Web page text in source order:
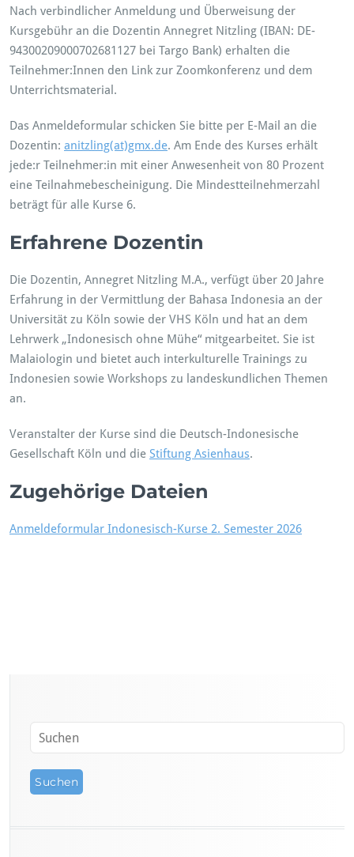
Nach verbindlicher Anmeldung und Überweisung der
Kursgebühr an die Dozentin Annegret Nitzling (IBAN: DE-
94300209000702681127 bei Targo Bank) erhalten die
Teilnehmer:Innen den Link zur Zoomkonferenz und dem
Unterrichtsmaterial.
Das Anmeldeformular schicken Sie bitte per E-Mail an die
Dozentin: anitzling(at)gmx.de. Am Ende des Kurses erhält
jede:r Teilnehmer:in mit einer Anwesenheit von 80 Prozent
eine Teilnahmebescheinigung. Die Mindestteilnehmerzahl
beträgt für alle Kurse 6.
Erfahrene Dozentin
Die Dozentin, Annegret Nitzling M.A., verfügt über 20 Jahre
Erfahrung in der Vermittlung der Bahasa Indonesia an der
Universität zu Köln sowie der VHS Köln und hat an dem
Lehrwerk „Indonesisch ohne Mühe“ mitgearbeitet. Sie ist
Malaiologin und bietet auch interkulturelle Trainings zu
Indonesien sowie Workshops zu landeskundlichen Themen
an.
Veranstalter der Kurse sind die Deutsch-Indonesische
Gesellschaft Köln und die Stiftung Asienhaus.
Zugehörige Dateien
Anmeldeformular Indonesisch-Kurse 2. Semester 2026